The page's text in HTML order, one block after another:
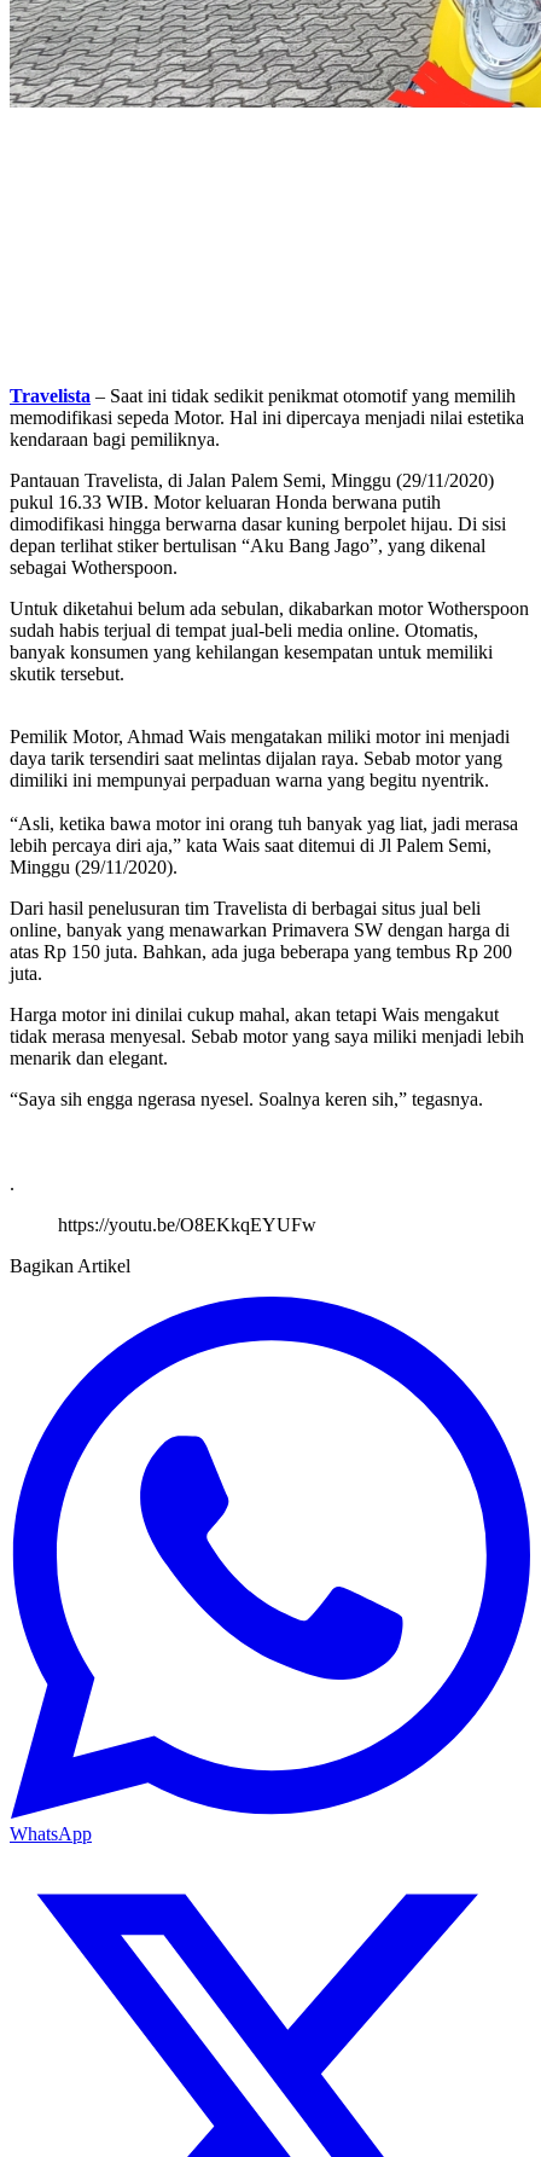
Travelista – Saat ini tidak sedikit penikmat otomotif yang memilih
memodifikasi sepeda Motor. Hal ini dipercaya menjadi nilai estetika
kendaraan bagi pemiliknya.
Pantauan Travelista, di Jalan Palem Semi, Minggu (29/11/2020)
pukul 16.33 WIB. Motor keluaran Honda berwana putih
dimodifikasi hingga berwarna dasar kuning berpolet hijau. Di sisi
depan terlihat stiker bertulisan “Aku Bang Jago”, yang dikenal
sebagai Wotherspoon.
Untuk diketahui belum ada sebulan, dikabarkan motor Wotherspoon
sudah habis terjual di tempat jual-beli media online. Otomatis,
banyak konsumen yang kehilangan kesempatan untuk memiliki
skutik tersebut.
Pemilik Motor, Ahmad Wais mengatakan miliki motor ini menjadi
daya tarik tersendiri saat melintas dijalan raya. Sebab motor yang
dimiliki ini mempunyai perpaduan warna yang begitu nyentrik.
“Asli, ketika bawa motor ini orang tuh banyak yag liat, jadi merasa
lebih percaya diri aja,” kata Wais saat ditemui di Jl Palem Semi,
Minggu (29/11/2020).
Dari hasil penelusuran tim Travelista di berbagai situs jual beli
online, banyak yang menawarkan Primavera SW dengan harga di
atas Rp 150 juta. Bahkan, ada juga beberapa yang tembus Rp 200
juta.
Harga motor ini dinilai cukup mahal, akan tetapi Wais mengakut
tidak merasa menyesal. Sebab motor yang saya miliki menjadi lebih
menarik dan elegant.
“Saya sih engga ngerasa nyesel. Soalnya keren sih,” tegasnya.
.
https://youtu.be/O8EKkqEYUFw
Bagikan Artikel
WhatsApp